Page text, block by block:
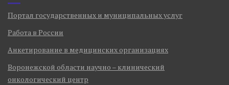
Портал государственных и муниципальных услуг
Работа в России
Анкетирование в медицинских организациях
Воронежской области научно – клинический
онкологический центр